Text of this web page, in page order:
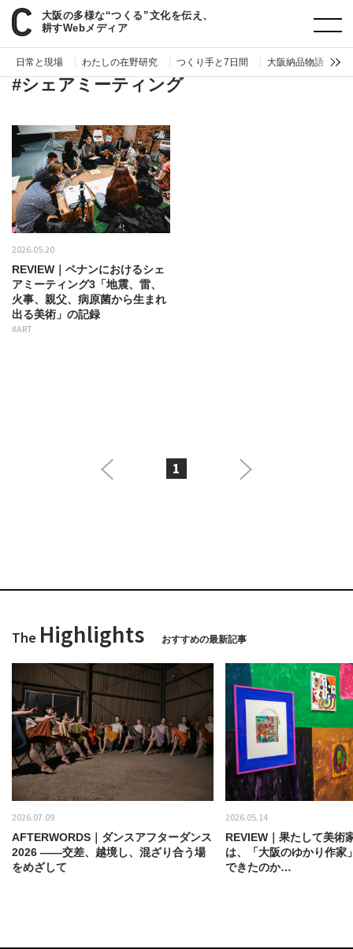
大阪の多様な“つくる”文化を伝え、
耕すWebメディア
日常と現場 わたしの在野研究 つくり手と7日間 大阪納品物語
paperC タグ シェアミーティング
#シェアミーティング
2026.05.20
REVIEW｜ペナンにおけるシェ
アミーティング3「地震、雷、
火事、親父、病原菌から生まれ
出る美術」の記録
#ART
1
The Highlights おすすめの最新記事
2026.07.09
AFTERWORDS｜ダンスアフターダンス
2026 ——交差、越境し、混ざり合う場
をめざして
2026.05.14
REVIEW｜果たして美術
は、「大阪のゆかり作家
できたのか…